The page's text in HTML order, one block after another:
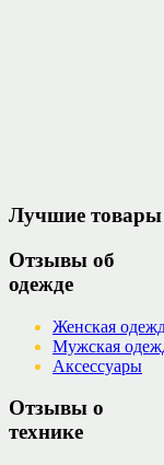
Лучшие товары
Отзывы об
одежде
Женская
Мужская
Аксессуары
Отзывы о
технике